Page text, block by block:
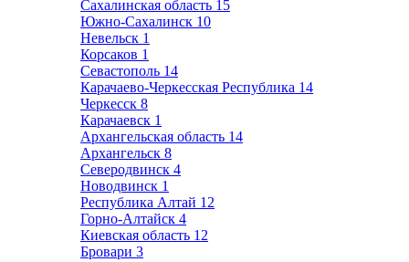
Сахалинская область 15
Южно-Сахалинск 10
Невельск 1
Корсаков 1
Севастополь 14
Карачаево-Черкесская Республика 14
Черкесск 8
Карачаевск 1
Архангельская область 14
Архангельск 8
Северодвинск 4
Новодвинск 1
Республика Алтай 12
Горно-Алтайск 4
Киевская область 12
Бровари 3